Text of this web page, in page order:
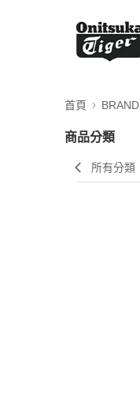
首頁 BRAND
商品分類
所有分類